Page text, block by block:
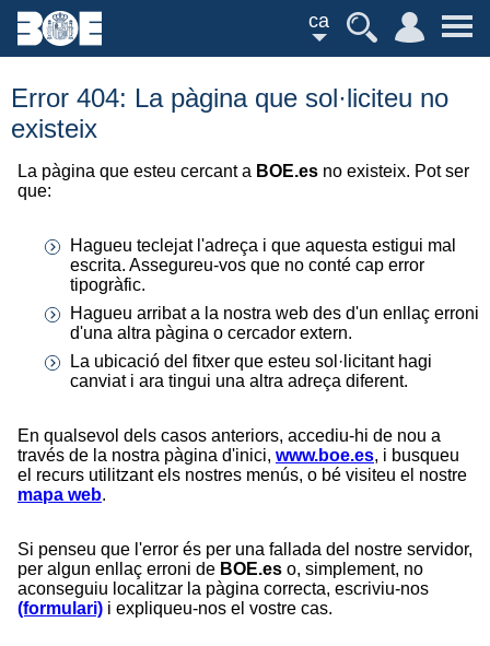
ca
Error 404: La pàgina que sol·liciteu no
existeix
La pàgina que esteu cercant a BOE.es no existeix. Pot ser
que:
Hagueu teclejat l'adreça i que aquesta estigui mal
escrita. Assegureu-vos que no conté cap error
tipogràfic.
Hagueu arribat a la nostra web des d'un enllaç erroni
d'una altra pàgina o cercador extern.
La ubicació del fitxer que esteu sol·licitant hagi
canviat i ara tingui una altra adreça diferent.
En qualsevol dels casos anteriors, accediu-hi de nou a
través de la nostra pàgina d'inici, www.boe.es, i busqueu
el recurs utilitzant els nostres menús, o bé visiteu el nostre
mapa web.
Si penseu que l'error és per una fallada del nostre servidor,
per algun enllaç erroni de BOE.es o, simplement, no
aconseguiu localitzar la pàgina correcta, escriviu-nos
(formulari) i expliqueu-nos el vostre cas.